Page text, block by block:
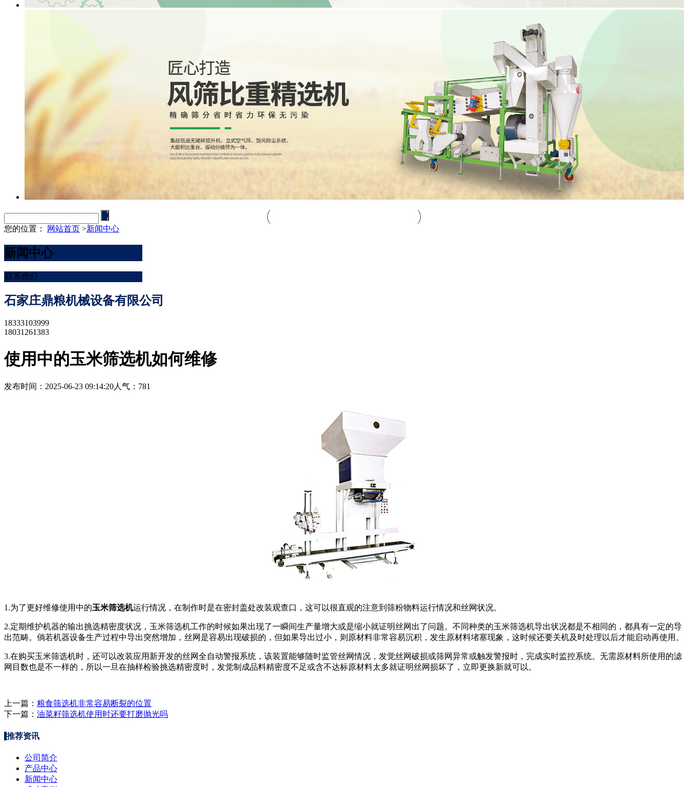
您的位置： 网站首页 >新闻中心
新闻中心
联系我们
石家庄鼎粮机械设备有限公司
18333103999
18031261383
使用中的玉米筛选机如何维修
发布时间：2025-06-23 09:14:20人气：781
1.为了更好维修使用中的玉米筛选机运行情况，在制作时是在密封盖处改装观查口，这可以很直观的注意到筛粉物料运行情况和丝网状况。
2.定期维护机器的输出挑选精密度状况，玉米筛选机工作的时候如果出现了一瞬间生产量增大或是缩小就证明丝网出了问题。不同种类的玉米筛选机导出状况都是不相同的，都具有一定的导
出范畴。倘若机器设备生产过程中导出突然增加，丝网是容易出现破损的，但如果导出过小，则原材料非常容易沉积，发生原材料堵塞现象，这时候还要关机及时处理以后才能启动再使用。
3.在购买玉米筛选机时，还可以改装应用新开发的丝网全自动警报系统，该装置能够随时监管丝网情况，发觉丝网破损或筛网异常或触发警报时，完成实时监控系统。无需原材料所使用的滤
网目数也是不一样的，所以一旦在抽样检验挑选精密度时，发觉制成品料精密度不足或含不达标原材料太多就证明丝网损坏了，立即更换新就可以。
上一篇： 粮食筛选机非常容易断裂的位置
下一篇： 油菜籽筛选机使用时还要打磨抛光吗
推荐资讯
公司简介
产品中心
新闻中心